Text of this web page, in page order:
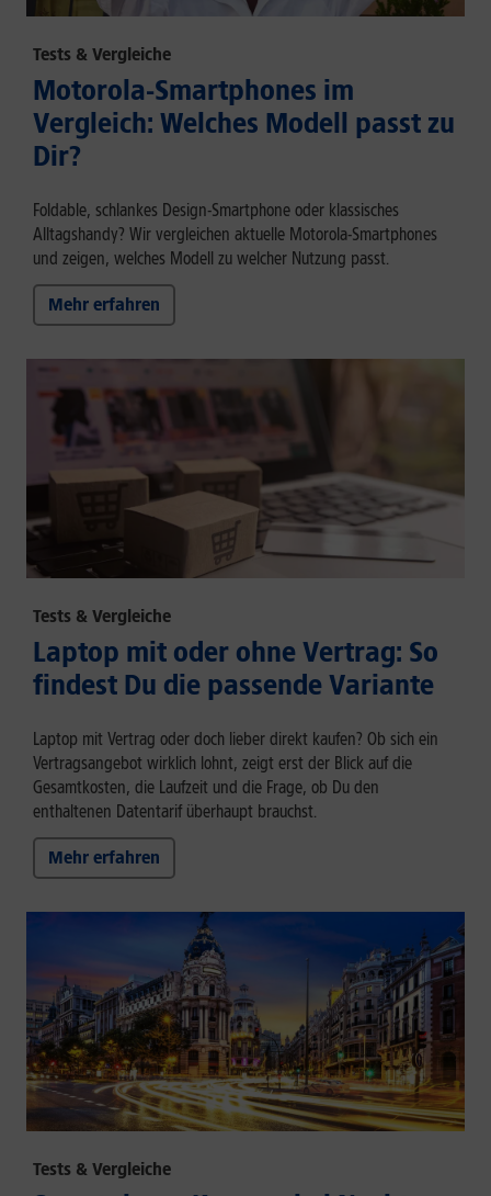
Tests & Vergleiche
Motorola-Smartphones im
Vergleich: Welches Modell passt zu
Dir?
Foldable, schlankes Design-Smartphone oder klassisches
Alltagshandy? Wir vergleichen aktuelle Motorola-Smartphones
und zeigen, welches Modell zu welcher Nutzung passt.
Mehr erfahren
Tests & Vergleiche
Laptop mit oder ohne Vertrag: So
findest Du die passende Variante
Laptop mit Vertrag oder doch lieber direkt kaufen? Ob sich ein
Vertragsangebot wirklich lohnt, zeigt erst der Blick auf die
Gesamtkosten, die Laufzeit und die Frage, ob Du den
enthaltenen Datentarif überhaupt brauchst.
Mehr erfahren
Tests & Vergleiche